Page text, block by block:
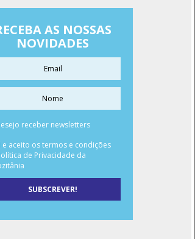
AS NOSSAS
NOVIDADES
receber newsletters
aceito os termos e condições
de Privacidade da